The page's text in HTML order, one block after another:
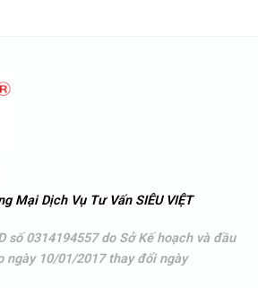
Mại Dịch Vụ Tư Vấn SIÊU VIỆT
số 0314194557 do Sở Kế hoạch và đầu
ngày 10/01/2017 thay đổi ngày